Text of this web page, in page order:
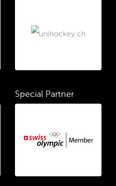
Special Partner